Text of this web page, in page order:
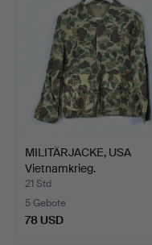
MILITÄRJACKE, USA
Vietnamkrieg.
21 Std
5 Gebote
78 USD